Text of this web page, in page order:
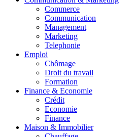
Commerce
Communication
Management
Marketing
Telephonie
Emploi
Chômage
Droit du travail
Formation
Finance & Economie
Crédit
Economie
Finance
Maison & Immobilier